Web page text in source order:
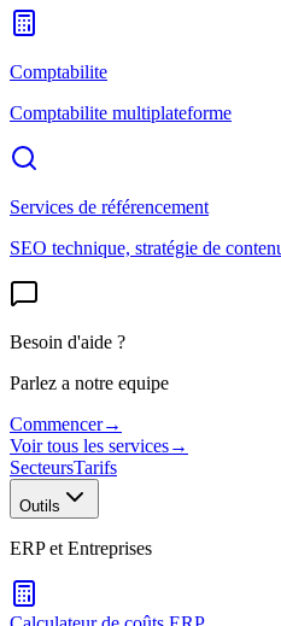
Comptabilite
Comptabilite multiplateforme
Services de référencement
SEO technique, stratégie de
Besoin d'aide ?
Parlez a notre equipe
Commencer→
Voir tous les services→
SecteursTarifs
Outils
ERP et Entreprises